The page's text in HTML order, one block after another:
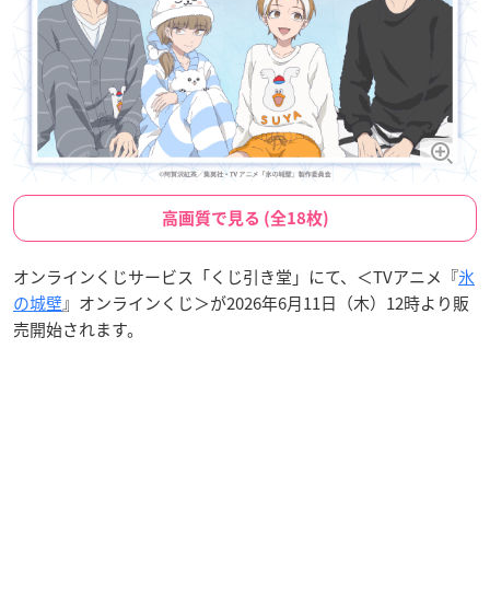
高画質で見る (全18枚)
オンラインくじサービス「くじ引き堂」にて、＜TVアニメ『氷
の城壁』オンラインくじ＞が2026年6月11日（木）12時より販
売開始されます。